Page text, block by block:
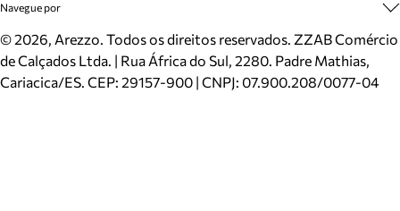
Inverno
Mundo Arezzo
Meus Pedidos
Trocas e Devoluções
Cartão Presente
Localizador de lojas
Politica e Privacidade
Navegue por
Sapatos
Bolsas
Scarpins
©2026, Arezzo. Todos os direitos reservados. ZZAB Comércio
de Calçados Ltda. | Rua África do Sul, 2280. Padre Mathias,
Cariacica/ES. CEP: 29157-900 | CNPJ: 07.900.208/0077-04